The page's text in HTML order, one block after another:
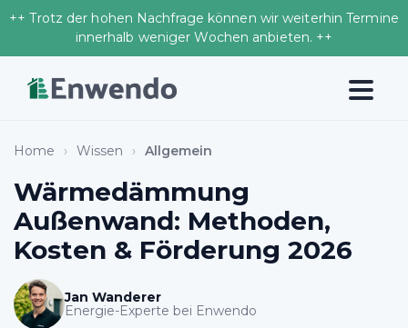
++ Trotz der hohen Nachfrage können wir weiterhin Termine
innerhalb weniger Wochen anbieten. ++
Home › Wissen › Allgemein
Wärmedämmung
Außenwand: Methoden,
Kosten & Förderung 2026
Jan Wanderer
Energie-Experte bei Enwendo